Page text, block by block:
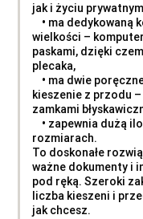
jak i życiu
• ma dedykowaną
wielkości –
paskami, dzięki
plecaka,
• ma dwie
kieszenie z przodu
zamkami
• zapewnia dużą
rozmiarach.
To doskonałe
ważne dokumenty i
pod ręką. Szeroki
liczba kieszeni i
jak chcesz.